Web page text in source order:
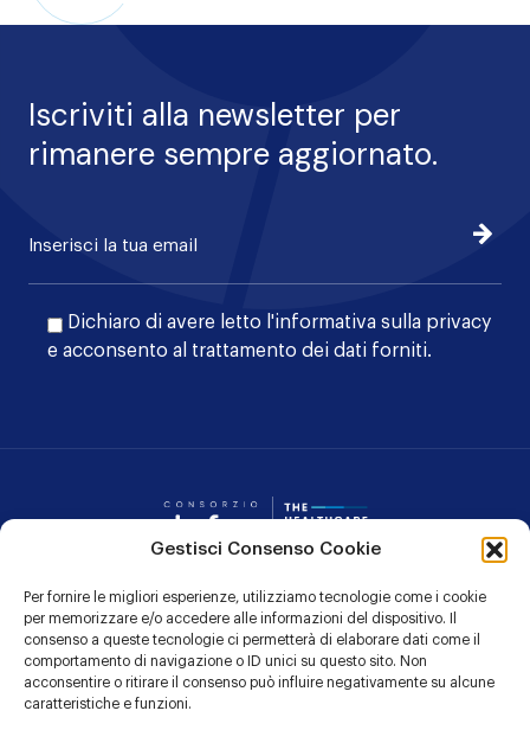
Gestisci Consenso Cookie
Per fornire le migliori esperienze, utilizziamo tecnologie come i cookie
per memorizzare e/o accedere alle informazioni del dispositivo. Il
consenso a queste tecnologie ci permetterà di elaborare dati come il
comportamento di navigazione o ID unici su questo sito. Non
acconsentire o ritirare il consenso può influire negativamente su alcune
caratteristiche e funzioni.
Iscriviti alla newsletter per
rimanere sempre aggiornato.
Dichiaro di avere letto l'informativa sulla privacy
e acconsento al trattamento dei dati forniti.
Iscrivi
Consorzio
CONTATTI
PRIVACY POLICY
COOKIE POLICY